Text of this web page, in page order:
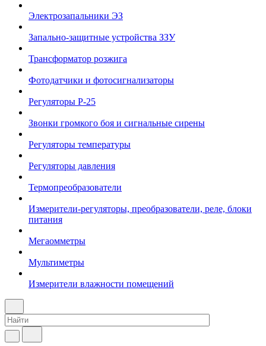
Электрозапальники ЭЗ
Запально-защитные устройства ЗЗУ
Трансформатор розжига
Фотодатчики и фотосигнализаторы
Регуляторы Р-25
Звонки громкого боя и сигнальные сирены
Регуляторы температуры
Регуляторы давления
Термопреобразователи
Измерители-регуляторы, преобразователи, реле, блоки
питания
Мегаомметры
Мультиметры
Измерители влажности помещений